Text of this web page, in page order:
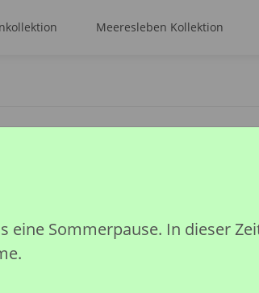
Meeresleben Kollektion
4892900885926
eine Sommerpause. In dieser